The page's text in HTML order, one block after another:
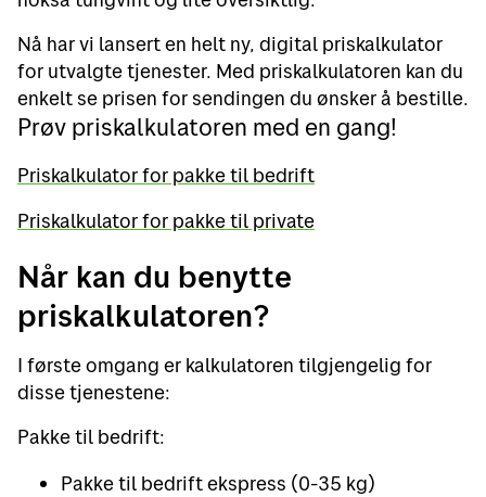
Nå har vi lansert en helt ny, digital priskalkulator
for utvalgte tjenester. Med priskalkulatoren kan du
enkelt se prisen for sendingen du ønsker å bestille.
Prøv priskalkulatoren med en gang!
Priskalkulator for pakke til bedrift
Priskalkulator for pakke til private
Når kan du benytte
priskalkulatoren?
I første omgang er kalkulatoren tilgjengelig for
disse tjenestene:
Pakke til bedrift:
Pakke til bedrift ekspress (0-35 kg)